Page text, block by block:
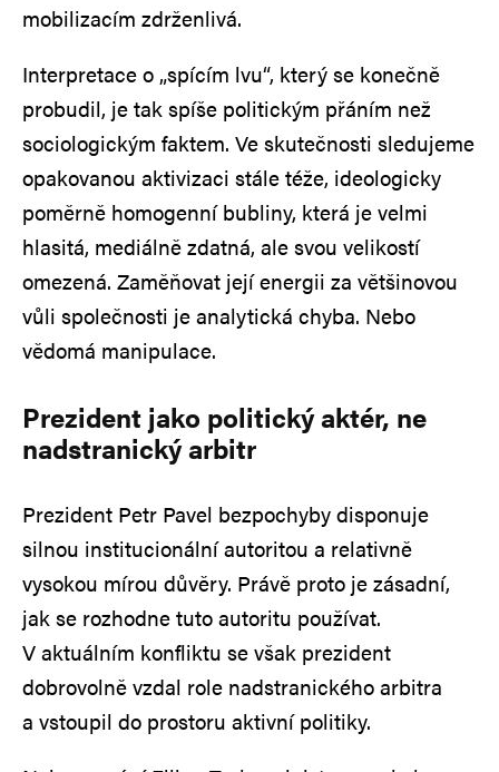
mobilizacím zdrženlivá.
Interpretace o „spícím lvu“, který se konečně
probudil, je tak spíše politickým přáním než
sociologickým faktem. Ve skutečnosti sledujeme
opakovanou aktivizaci stále téže, ideologicky
poměrně homogenní bubliny, která je velmi
hlasitá, mediálně zdatná, ale svou velikostí
omezená. Zaměňovat její energii za většinovou
vůli společnosti je analytická chyba. Nebo
vědomá manipulace.
Prezident jako politický aktér, ne
nadstranický arbitr
Prezident Petr Pavel bezpochyby disponuje
silnou institucionální autoritou a relativně
vysokou mírou důvěry. Právě proto je zásadní,
jak se rozhodne tuto autoritu používat.
V aktuálním konfliktu se však prezident
dobrovolně vzdal role nadstranického arbitra
a vstoupil do prostoru aktivní politiky.